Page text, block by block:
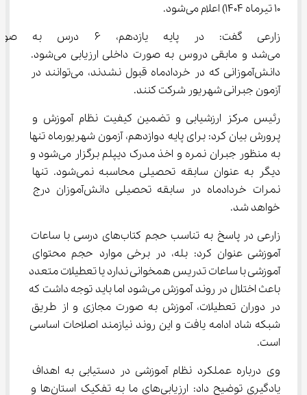
10 تیرماه 1404) اعلام می‌شود.
زارعی گفت: در پایه
می‌شد و مابقی دروس به صورت داخلی ارزیابی می‌شود.
دانش‌آموزانی که در خردادماه قبول نشدند، می‌توانند در
آزمون جبرانی شهریور شرکت کنند.
رئیس مرکز ارزشیابی و تضمین کیفیت نظام آموزش و
پرورش بیان کرد: برای پایه دوازدهم، آزمون شهریورماه تنها
به منظور جبران نمره و اخذ مدرک دیپلم برگزار می‌شود و
دیگر به عنوان سابقه تحصیلی محاسبه نمی‌شود. تنها
نمرات خردادماه در سابقه تحصیلی دانش‌آموزان درج
خواهد شد.
زارعی در پاسخ به تناسب حجم کتاب‌های درسی با ساعات
آموزشی عنوان کرد: بله، در برخی موارد حجم محتوای
آموزشی با ساعات تدریس همخوانی ندارد یا تعطیلات متعدد
باعث اختلال در روند آموزش می‌شود اما باید توجه داشت که
در دوران تعطیلات، آموزش به صورت مجازی و از طریق
شبکه شاد ادامه یافت و این روند نیازمند اصلاحات اساسی
است.
وی درباره عملکرد نظام آموزشی در دستیابی به اهداف
یادگیری توضیح داد: ارزیابی‌های ما به تفکیک استان‌ها و